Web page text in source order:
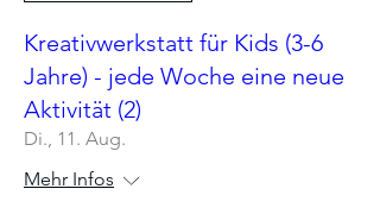
Kreativwerkstatt für Kids (3-6
Jahre) - jede Woche eine neue
Aktivität (2)
Di., 11. Aug.
Mehr Infos